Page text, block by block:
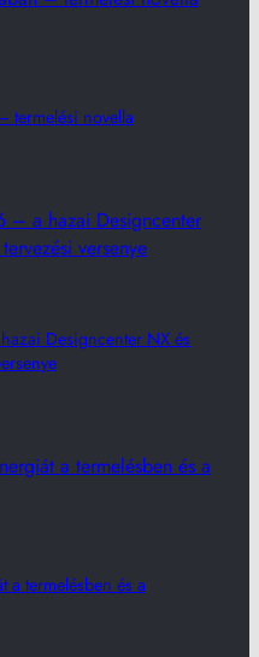
termelési novella
Designcenter NX és
a termelésben és a